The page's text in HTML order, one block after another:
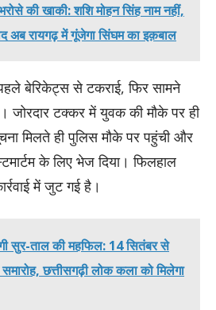
की खाकी: शशि मोहन सिंह नाम नहीं,
अब रायगढ़ में गूंजेगा सिंघम का इक़बाल
बेरिकेट्स से टकराई, फिर सामने
जोरदार टक्कर में युवक की मौके पर ही
मिलते ही पुलिस मौके पर पहुंची और
के लिए भेज दिया। फिलहाल
में जुट गई है।
सुर-ताल की महफिल: 14 सितंबर से
छत्तीसगढ़ी लोक कला को मिलेगा